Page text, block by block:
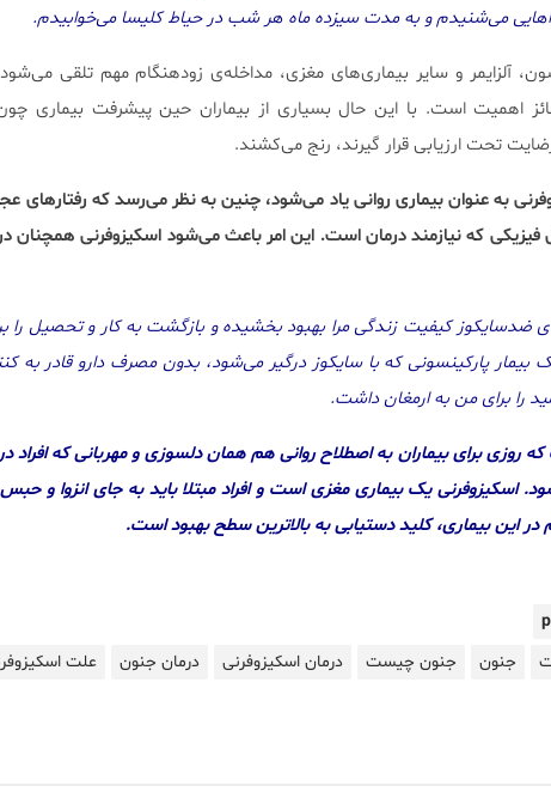
می‌شنیدم و به مدت سیزده ماه هر شب در حیاط کلیسا می‌خوابیدم.
آلزایمر و سایر بیماری‌های مغزی، مداخله‌ی زودهنگام مهم تلقی
اهمیت است. با این حال بسیاری از بیماران حین پیشرفت بیماری چون
تحت ارزیابی قرار گیرند، رنج می‌کشند.
به عنوان بیماری روانی یاد می‌شود، چنین به نظر می‌رسد که رفتارهای
که نیازمند درمان است. این امر باعث می‌شود اسکیزوفرنی همچنان
ضدسایکوز کیفیت زندگی مرا بهبود بخشیده و بازگشت به کار و تحصیل را
پارکینسونی که با سایکوز درگیر می‌شود، بدون مصرف دارو قادر به
را برای من به ارمغان داشت.
روزی برای بیماران به اصطلاح روانی هم همان دلسوزی و مهربانی که افراد در
اسکیزوفرنی یک بیماری مغزی است و افراد مبتلا باید به جای انزوا و
در این بیماری، کلید دستیابی به بالاترین سطح بهبود است.
جنون جنون چیست درمان اسکیزوفرنی درمان جنون علت